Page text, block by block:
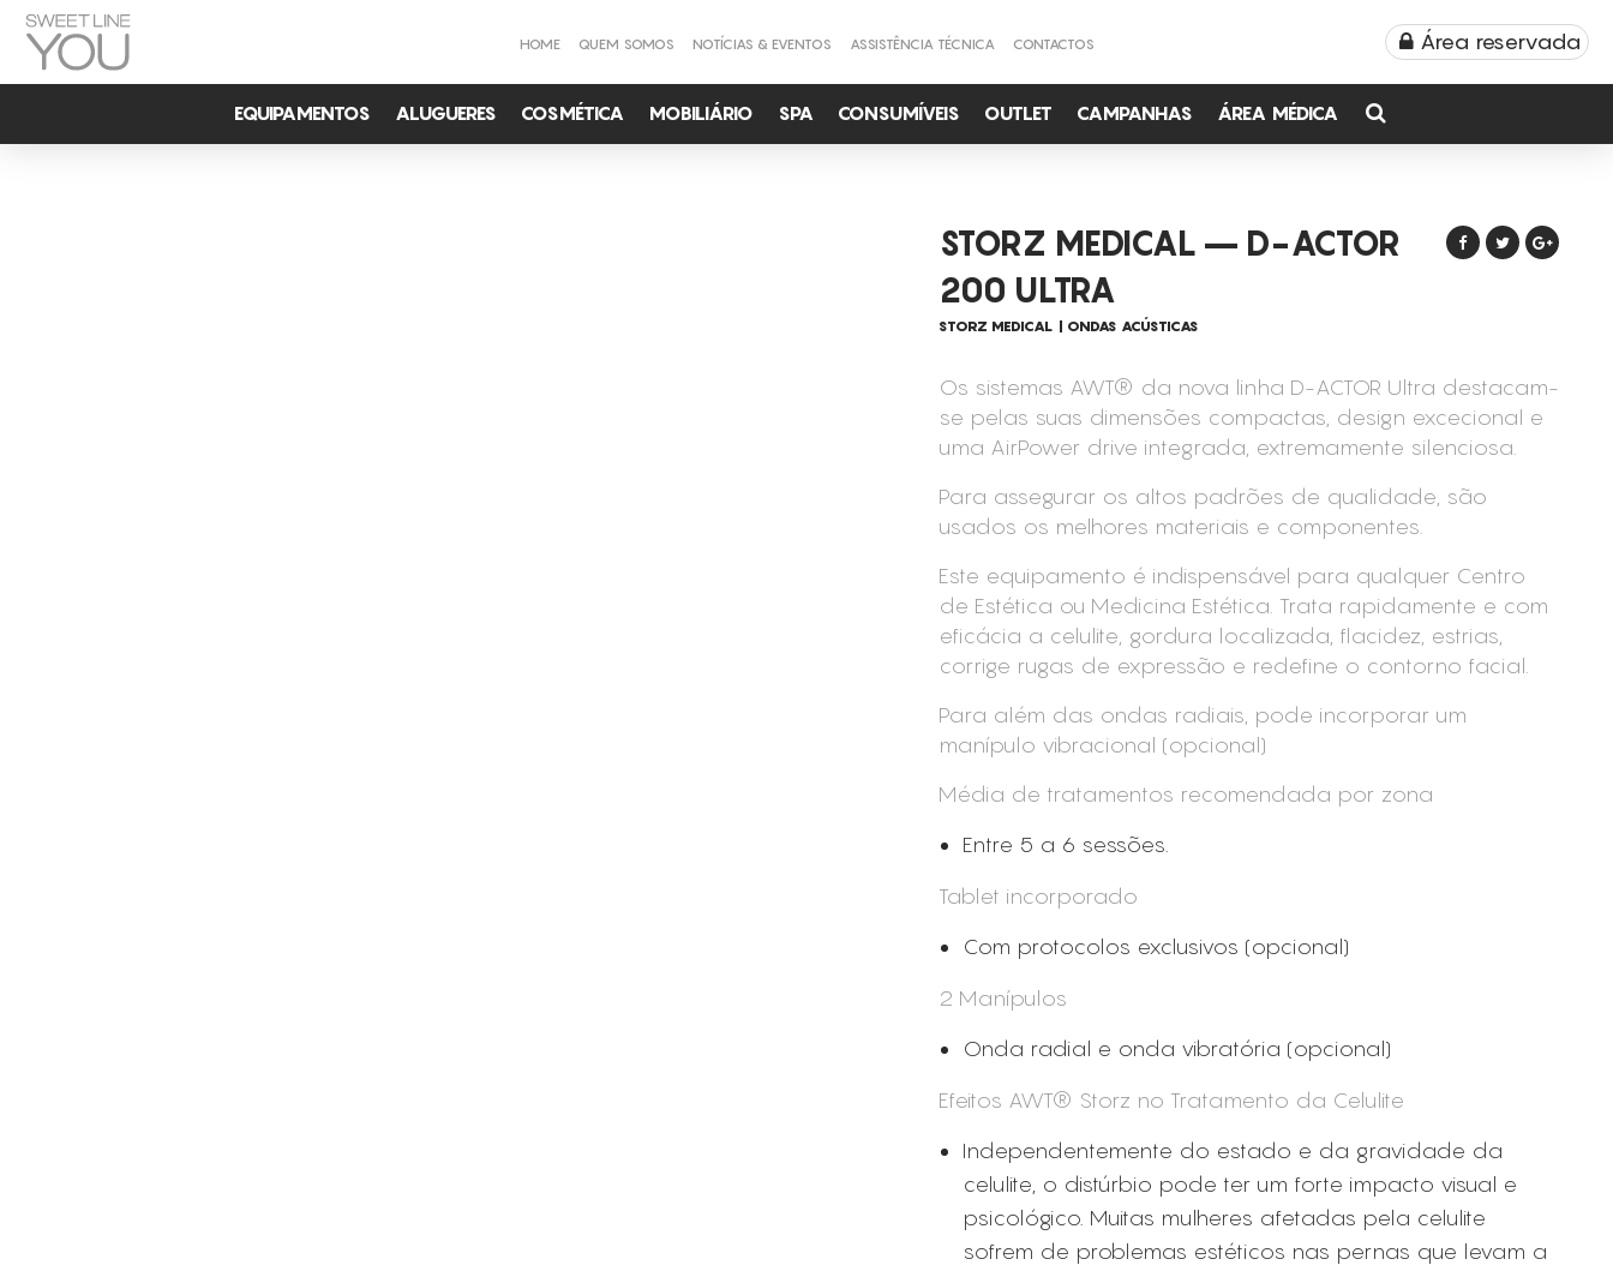
HOME QUEM SOMOS NOTÍCIAS & EVENTOS ASSISTÊNCIA TÉCNICA CONTACTOS Área reservada
EQUIPAMENTOS ALUGUERES COSMÉTICA MOBILIÁRIO SPA CONSUMÍVEIS OUTLET CAMPANHAS ÁREA MÉDICA
STORZ MEDICAL – D-ACTOR
200 ULTRA
STORZ MEDICAL ONDAS ACÚSTICAS
Os sistemas AWT® da nova linha D-ACTOR Ultra destacam-
se pelas suas dimensões compactas, design excecional e
uma AirPower drive integrada, extremamente silenciosa.
Para assegurar os altos padrões de qualidade, são
usados os melhores materiais e componentes.
Este equipamento é indispensável para qualquer Centro
de Estética ou Medicina Estética. Trata rapidamente e com
eficácia a celulite, gordura localizada, flacidez, estrias,
corrige rugas de expressão e redefine o contorno facial.
Para além das ondas radiais, pode incorporar um
manípulo vibracional (opcional)
Média de tratamentos recomendada por zona
Entre 5 a 6 sessões.
Tablet incorporado
Com protocolos exclusivos (opcional)
2 Manípulos
Onda radial e onda vibratória (opcional)
Efeitos AWT® Storz no Tratamento da Celulite
Independentemente do estado e da gravidade da
celulite, o distúrbio pode ter um forte impacto visual e
psicológico. Muitas mulheres afetadas pela celulite
sofrem de problemas estéticos nas pernas que levam a